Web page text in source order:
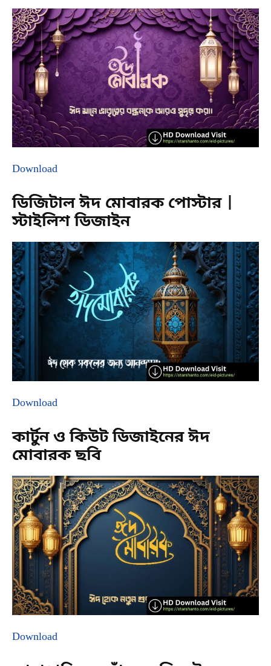
Download
ডিজিটাল ঈদ মোবারক পোস্টার |
স্টাইলিশ ডিজাইন
Download
কার্টুন ও কিউট ডিজাইনের ঈদ
মোবারক ছবি
Download